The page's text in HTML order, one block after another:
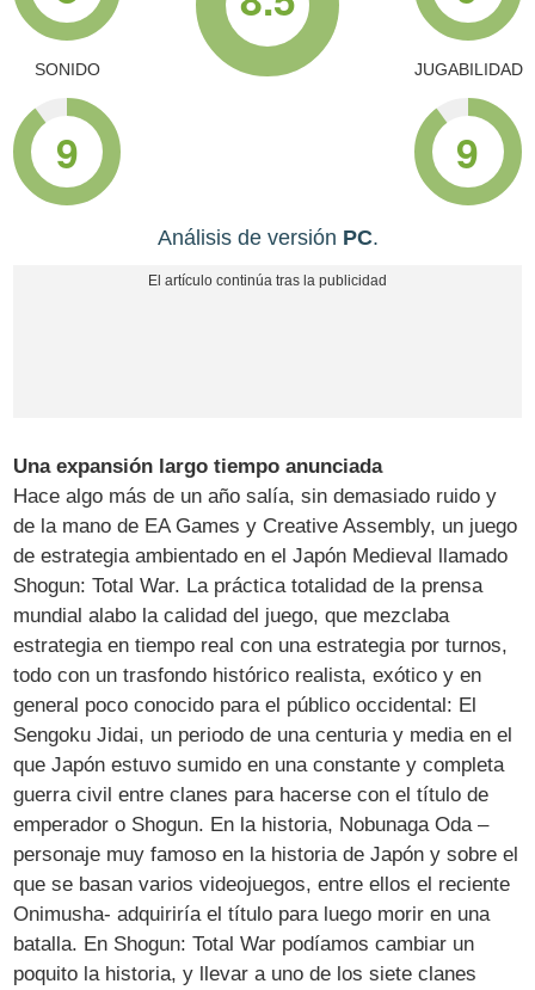
SONIDO
9
JUGABILIDAD
9
Análisis de versión PC.
Una expansión largo tiempo anunciada
Hace algo más de un año salía, sin demasiado ruido y
de la mano de EA Games y Creative Assembly, un juego
de estrategia ambientado en el Japón Medieval llamado
Shogun: Total War. La práctica totalidad de la prensa
mundial alabo la calidad del juego, que mezclaba
estrategia en tiempo real con una estrategia por turnos,
todo con un trasfondo histórico realista, exótico y en
general poco conocido para el público occidental: El
Sengoku Jidai, un periodo de una centuria y media en el
que Japón estuvo sumido en una constante y completa
guerra civil entre clanes para hacerse con el título de
emperador o Shogun. En la historia, Nobunaga Oda –
personaje muy famoso en la historia de Japón y sobre el
que se basan varios videojuegos, entre ellos el reciente
Onimusha- adquiriría el título para luego morir en una
batalla. En Shogun: Total War podíamos cambiar un
poquito la historia, y llevar a uno de los siete clanes